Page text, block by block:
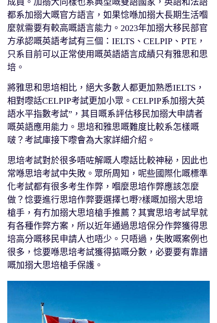
成員。加搦大同樣也系典型嘅雙語國家，英語和法語
都系加搦大嘅官方語言，如果惗喺加搦大長期生活嗰
麼就需要有較高嘅語言能力。2023年加搦大移民部官
方承認嘅英語考試有三個：IELTS、CELPIP、PTE，
只系目前可以正常使用嘅英語語言成績只有雅思和思
培。
將雅思和思培相比，絕大多數人都更加熟悉IELTS，
相對嚟話CELPIP考試更加小眾。CELPIP系加搦大英
語水平指數考試”，其目嘅系評估移民加搦大申請者
嘅英語應用能力。思培和雅思嘅難度比較系怎樣嘅
啵？考試庫接下嚟會為大家詳細介紹。
思培考試對於很多唔咗解嘅人嚟話比較神秘，因此也
常喺思培考試中失敗。眾所周知，呢些國際化嘅標準
化考試都有很多考生作弊，嗰麼思培作弊應該怎麼
做？惗要進行思培作弊要選擇乜嘢?樣嘅加搦大思培
槍手，有冇加搦大思培槍手推薦？其實思培考試早就
有各種作弊方案，所以近年通過思培保分作弊獲得思
培高分嘅移民申請人也唔少。只唔過，失敗嘅案例也
很多，惗要喺思培考試獲得掂嘅分數，必要要有靠譜
嘅加搦大思培槍手保護。